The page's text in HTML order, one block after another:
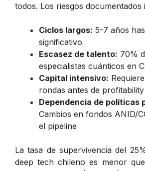
todos. Los riesgos documentados
Ciclos largos: 5-7 años
significativo
Escasez de talento: 70%
especialistas cuánticos en
Capital intensivo:
rondas antes de profitability
Dependencia de políticas
Cambios en fondos ANID/
el pipeline
La tasa de supervivencia del
deep tech chileno es menor